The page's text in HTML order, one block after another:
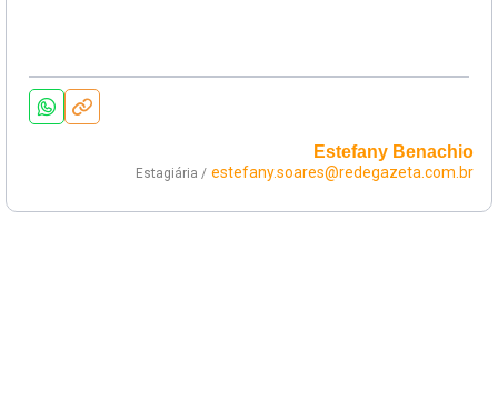
Estefany Benachio
Estagiária / estefany.soares@redegazeta.com.br